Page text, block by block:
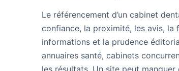
Le référencement d’un cabinet
confiance, la proximité, les avis, la
informations et la prudence
annuaires santé, cabinets
les résultats. Un site peut